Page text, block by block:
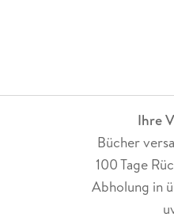
Ihre
Bücher
100 Tage
Abholung in